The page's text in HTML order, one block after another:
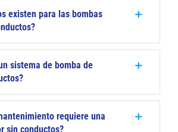
existen para las bombas
sistema de bomba de
requiere una
sin conductos?